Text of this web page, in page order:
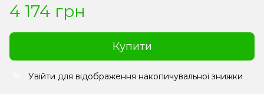
4 174 грн
Купити
Увійти для відображення накопичувальної знижки